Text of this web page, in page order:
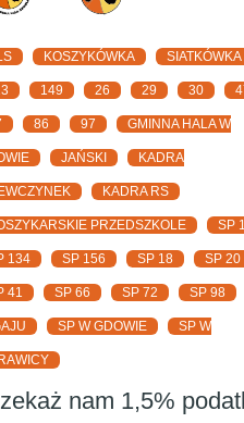
KOSZYKÓWKA SIATKÓWKA
149 26 29 30
86 97 GMINNA HALA W
JAŃSKI KADRA
KADRA RS
PRZEDSZKOLE SP
134 SP 156 SP 18 SP 20
41 SP 66 SP 72 SP 98
SP W GDOWIE SP W
nam 1,5%